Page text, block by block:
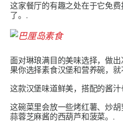
这家餐厅的有趣之处在于它免
了。.
面对琳琅满目的美味选择，做
果你选择素食汉堡和营养碗，就
这款汉堡味道鲜美，搭配的酱
这碗菜里会放一些烤红薯、炒
蒜蓉芝麻酱的西葫芦和菠菜。.